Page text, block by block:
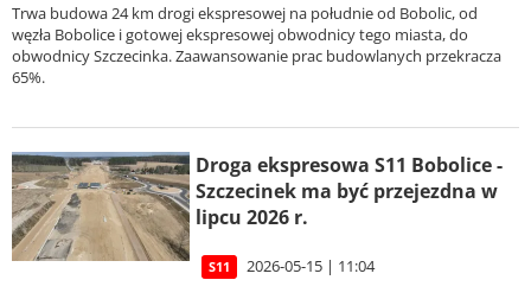
Trwa budowa 24 km drogi ekspresowej na południe od Bobolic, od
węzła Bobolice i gotowej ekspresowej obwodnicy tego miasta, do
obwodnicy Szczecinka. Zaawansowanie prac budowlanych przekracza
65%.
Droga ekspresowa S11 Bobolice -
Szczecinek ma być przejezdna w
lipcu 2026 r.
S11 2026-05-15 | 11:04